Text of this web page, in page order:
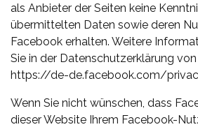
als Anbieter der Seiten keine
übermittelten Daten sowie deren
Facebook erhalten. Weitere
Sie in der Datenschutzerklärung
https://de-de.facebook.com/
Wenn Sie nicht wünschen, dass
dieser Website Ihrem Facebook-